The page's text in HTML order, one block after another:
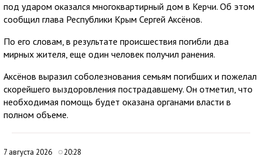
под ударом оказался многоквартирный дом в Керчи. Об этом
сообщил глава Республики Крым Сергей Аксёнов.
По его словам, в результате происшествия погибли два
мирных жителя, еще один человек получил ранения.
Аксёнов выразил соболезнования семьям погибших и пожелал
скорейшего выздоровления пострадавшему. Он отметил, что
необходимая помощь будет оказана органами власти в
полном объеме.
7 августа 2026 20:28